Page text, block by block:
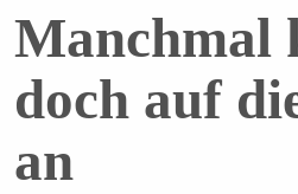
Manchmal
doch auf
an